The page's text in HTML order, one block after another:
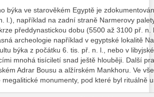
býka ve starověkém Egyptě je
l.), například na zadní straně Narmerovy
předdynastickou dobu (5500 až 3100 př.
archeologie například v egyptské lokalitě
býka z počátku 6. tis. př. n. l., nebo v
mnohá tisíciletí snad ještě hlouběji. Další
Adrar Bousu a alžírském Mankhoru. Ve
megalitické monumenty, pod které byl rituálně